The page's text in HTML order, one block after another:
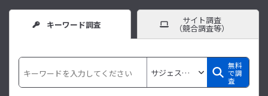
キーワード調査 サイト調査
（競合調査等）
無料
で調
査